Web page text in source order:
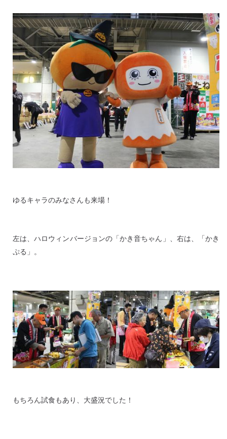
ゆるキャラのみなさんも来場！
左は、ハロウィンバージョンの「かき音ちゃん」、右は、「かき
ぷる」。
もちろん試食もあり、大盛況でした！